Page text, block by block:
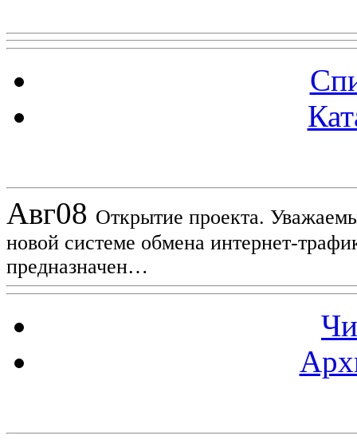
Авг08 Открытие проекта.
новой системе обмена интернет-
предназначен…